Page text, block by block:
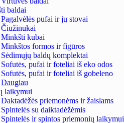
baldai
Pagalvėlės pufai ir jų stovai
Čiužinukai
Minkšti kubai
Minkštos formos ir figūros
Sėdimųjų baldų komplektai
Sofutės, pufai ir foteliai iš eko odos
Sofutės, pufai ir foteliai iš gobeleno
Daugiau
laikymui
Daktadėžės priemonėms ir žaislams
Spintelės su daiktadėžėmis
Spintelės ir spintos priemonių laikymui